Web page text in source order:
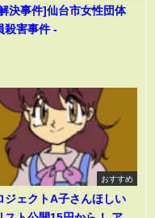
決事件]仙台市女性団体
殺害事件 -
おすすめ
ジェクトA子さんほしい